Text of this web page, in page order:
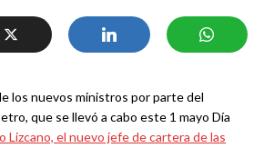
los nuevos ministros por parte del
que se llevó a cabo este 1 mayo Día
Lizcano, el nuevo jefe de cartera de las